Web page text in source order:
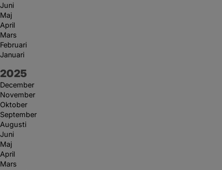
Juni
Maj
April
Mars
Februari
Januari
År:
2025
December
November
Oktober
September
Augusti
Juni
Maj
April
Mars